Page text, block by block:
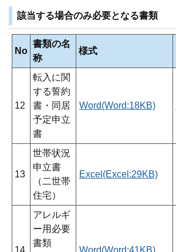
該当する場合のみ必要となる書類
No
書類の名
称
様式
12
転入に関
する誓約
書・同居
予定申立
書
Word(Word:18KB)
13
世帯状況
申立書
（二世帯
住宅）
Excel(Excel:29KB)
14
アレルギ
ー用必要
書類
Word(Word:41KB)